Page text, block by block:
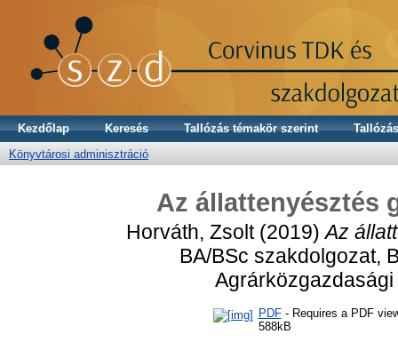
Kezdőlap Keresés Tallózás témakör szerint
Könyvtárosi adminisztráció
Az állattenyésztés
Horváth, Zsolt(2019)Az
BA/BSc szakdolgozat,
PDF- Requires a PDF
588kB